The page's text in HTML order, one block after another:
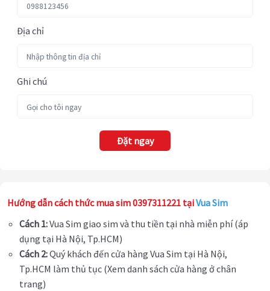
Địa chỉ
Ghi chú
Đặt ngay
Hướng dẫn cách thức mua sim 0397311221 tạiVua Sim
Cách 1:Vua Sim giao sim và thu tiền tại nhà miễn phí (áp
dụng tại Hà Nội, Tp.HCM)
Cách 2:Quý khách đến cửa hàng Vua Sim tại Hà Nội,
Tp.HCM làm thủ tục (Xem danh sách cửa hàng ở chân
trang)